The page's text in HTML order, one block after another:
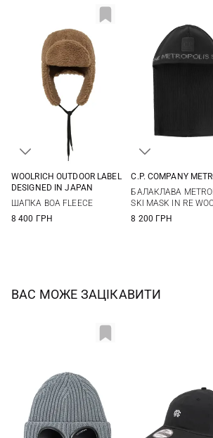
One size
WOOLRICH OUTDOOR LABEL
DESIGNED IN JAPAN
ШАПКА BOA FLEECE
8 400 ГРН
C.P. COMPANY
БАЛАКЛАВА
SKI MASK IN RE
8 200 ГРН
ВАС МОЖЕ ЗАЦІКАВИТИ